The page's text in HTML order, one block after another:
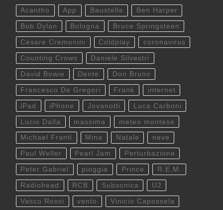
Acantho App Baustelle Ben Harper
Bob Dylan Bologna Bruce Springsteen
Cesare Cremonini Coldplay coronavirus
Counting Crows Daniele Silvestri
David Bowie Dente Don Bruno
Francesco De Gregori Frank internet
iPad iPhone Jovanotti Luca Carboni
Lucio Dalla massima meteo montese
Michael Franti Mina Natale neve
Paul Weller Pearl Jam Perturbazione
Peter Gabriel pioggia Prince R.E.M.
Radiohead RCB Subsonica U2
Vasco Rossi vento Vinicio Capossela